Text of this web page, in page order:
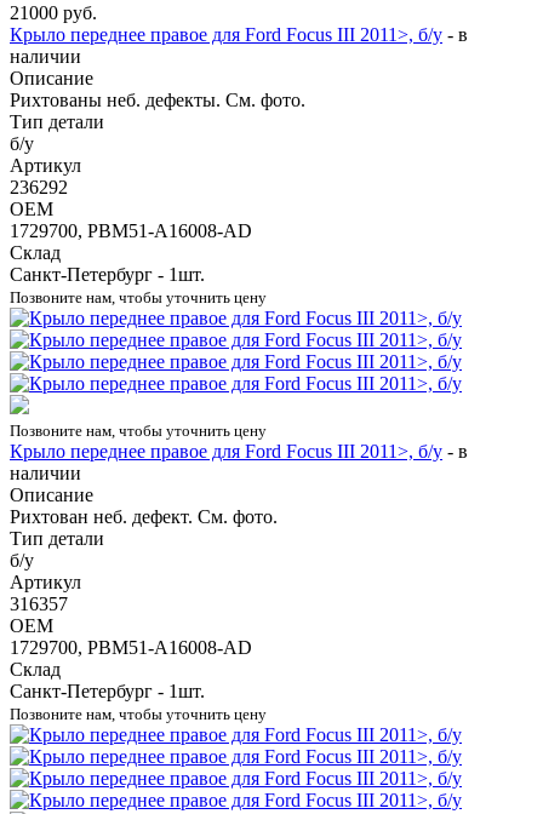
21000 руб.
Крыло переднее правое для Ford Focus III 2011>, б/у - в
наличии
Описание
Рихтованы неб. дефекты. См. фото.
Тип детали
б/у
Артикул
236292
OEM
1729700, PBM51-A16008-AD
Склад
Санкт-Петербург - 1шт.
Позвоните нам, чтобы уточнить цену
Позвоните нам, чтобы уточнить цену
Крыло переднее правое для Ford Focus III 2011>, б/у - в
наличии
Описание
Рихтован неб. дефект. См. фото.
Тип детали
б/у
Артикул
316357
OEM
1729700, PBM51-A16008-AD
Склад
Санкт-Петербург - 1шт.
Позвоните нам, чтобы уточнить цену